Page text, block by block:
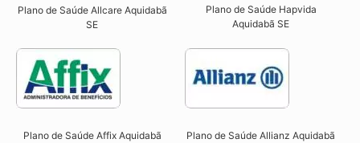
Plano de Saúde Allcare Aquidabã
SE​
Plano de Saúde Hapvida
Aquidabã SE​
Plano de Saúde Affix Aquidabã
Plano de Saúde Allianz Aquidabã